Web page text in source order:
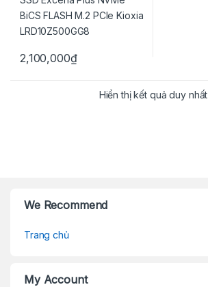
2,100,000₫
Hiển thị kết quả duy nhất
We Recommend
Trang chủ
My Account